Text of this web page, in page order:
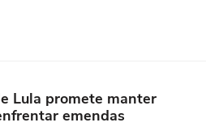
Lula promete manter
emendas